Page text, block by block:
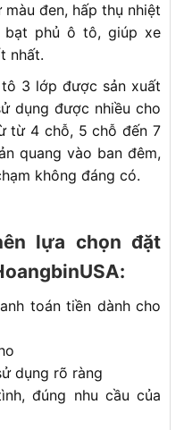
đen, hấp thụ nhiệt
bạt phủ ô tô, giúp xe
nhất.
3 lớp được sản xuất
dụng được nhiều cho
từ 4 chỗ, 5 chỗ đến 7
quang vào ban đêm,
không đáng có.
lựa chọn đặt
toán tiền dành cho
dụng rõ ràng
đúng nhu cầu của